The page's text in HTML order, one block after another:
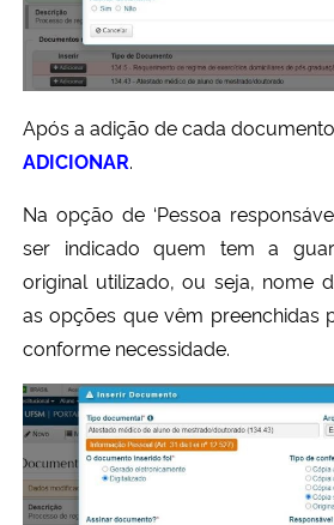
Após a adição de cada
ADICIONAR.
Na opção de ‘Pessoa
ser indicado quem tem a
original utilizado, ou seja, nome
as opções que vêm preenchidas
conforme necessidade.